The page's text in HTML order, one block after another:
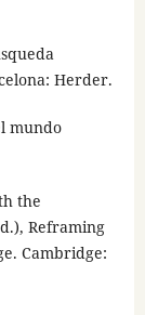
Herder.
mundo
the
Reframing
Cambridge: